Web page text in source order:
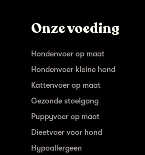
Onze voeding
Hondenvoer op maat
Hondenvoer kleine hond
Kattenvoer op maat
Gezonde stoelgang
Puppyvoer op maat
Dieetvoer voor hond
Hypoallergeen